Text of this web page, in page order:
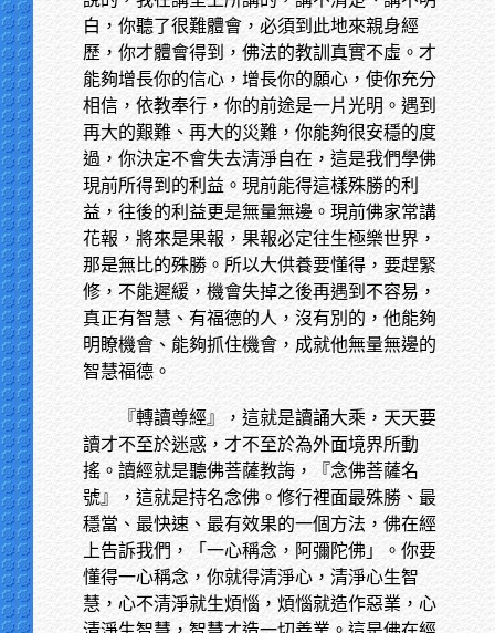
白，你聽了很難體會，必須到此地來親身經
歷，你才體會得到，佛法的教訓真實不虛。才
能夠增長你的信心，增長你的願心，使你充分
相信，依教奉行，你的前途是一片光明。遇到
再大的艱難、再大的災難，你能夠很安穩的度
過，你決定不會失去清淨自在，這是我們學佛
現前所得到的利益。現前能得這樣殊勝的利
益，往後的利益更是無量無邊。現前佛家常講
花報，將來是果報，果報必定往生極樂世界，
那是無比的殊勝。所以大供養要懂得，要趕緊
修，不能遲緩，機會失掉之後再遇到不容易，
真正有智慧、有福德的人，沒有別的，他能夠
明瞭機會、能夠抓住機會，成就他無量無邊的
智慧福德。
『轉讀尊經』，這就是讀誦大乘，天天要
讀才不至於迷惑，才不至於為外面境界所動
搖。讀經就是聽佛菩薩教誨，『念佛菩薩名
號』，這就是持名念佛。修行裡面最殊勝、最
穩當、最快速、最有效果的一個方法，佛在經
上告訴我們，「一心稱念，阿彌陀佛」。你要
懂得一心稱念，你就得清淨心，清淨心生智
慧，心不清淨就生煩惱，煩惱就造作惡業，心